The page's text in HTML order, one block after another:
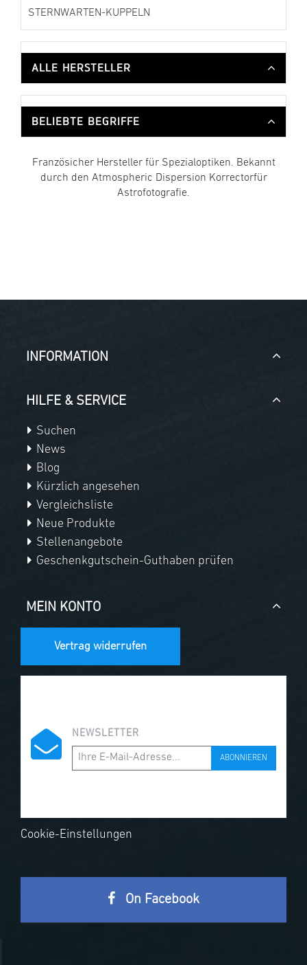
STERNWARTEN-KUPPELN
ALLE HERSTELLER
BELIEBTE BEGRIFFE
Französicher Hersteller für Spezialoptiken. Bekannt
durch den Atmospheric Dispersion Korrectorfür
Astrofotografie.
INFORMATION
HILFE & SERVICE
Suchen
News
Blog
Kürzlich angesehen
Vergleichsliste
Neue Produkte
Stellenangebote
Geschenkgutschein-Guthaben prüfen
MEIN KONTO
Vertrag widerrufen
NEWSLETTER
ABONNIEREN
Cookie-Einstellungen
On Facebook